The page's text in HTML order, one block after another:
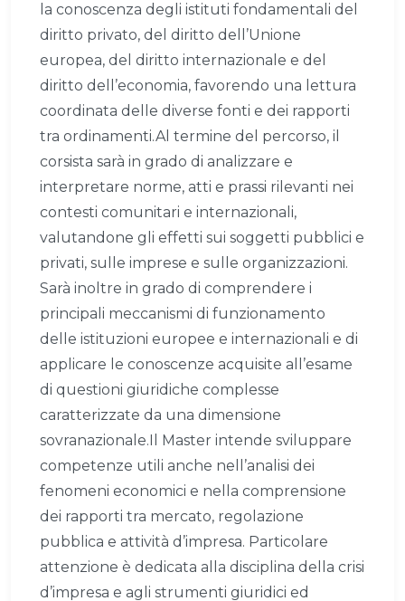
la conoscenza degli istituti fondamentali del
diritto privato, del diritto dell’Unione
europea, del diritto internazionale e del
diritto dell’economia, favorendo una lettura
coordinata delle diverse fonti e dei rapporti
tra ordinamenti.Al termine del percorso, il
corsista sarà in grado di analizzare e
interpretare norme, atti e prassi rilevanti nei
contesti comunitari e internazionali,
valutandone gli effetti sui soggetti pubblici e
privati, sulle imprese e sulle organizzazioni.
Sarà inoltre in grado di comprendere i
principali meccanismi di funzionamento
delle istituzioni europee e internazionali e di
applicare le conoscenze acquisite all’esame
di questioni giuridiche complesse
caratterizzate da una dimensione
sovranazionale.Il Master intende sviluppare
competenze utili anche nell’analisi dei
fenomeni economici e nella comprensione
dei rapporti tra mercato, regolazione
pubblica e attività d’impresa. Particolare
attenzione è dedicata alla disciplina della crisi
d’impresa e agli strumenti giuridici ed